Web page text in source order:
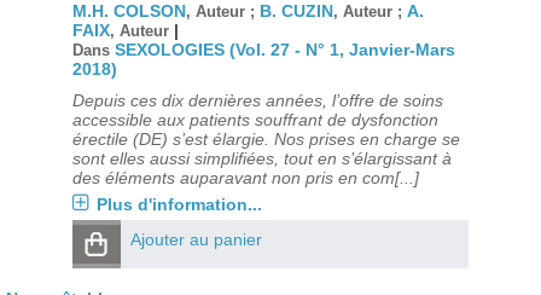
M.H. COLSON, Auteur ; B. CUZIN, Auteur ; A.
FAIX, Auteur |
Dans SEXOLOGIES (Vol. 27 - N° 1, Janvier-Mars
2018)
Depuis ces dix dernières années, l’offre de soins
accessible aux patients souffrant de dysfonction
érectile (DE) s’est élargie. Nos prises en charge se
sont elles aussi simplifiées, tout en s’élargissant à
des éléments auparavant non pris en com[...]
Plus d'information...
Ajouter au panier